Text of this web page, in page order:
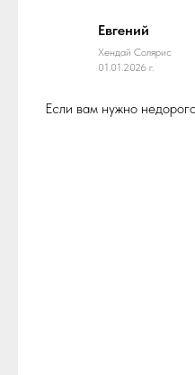
Евгений
Хендай Солярис
01.01.2026 г.
Если вам нужно